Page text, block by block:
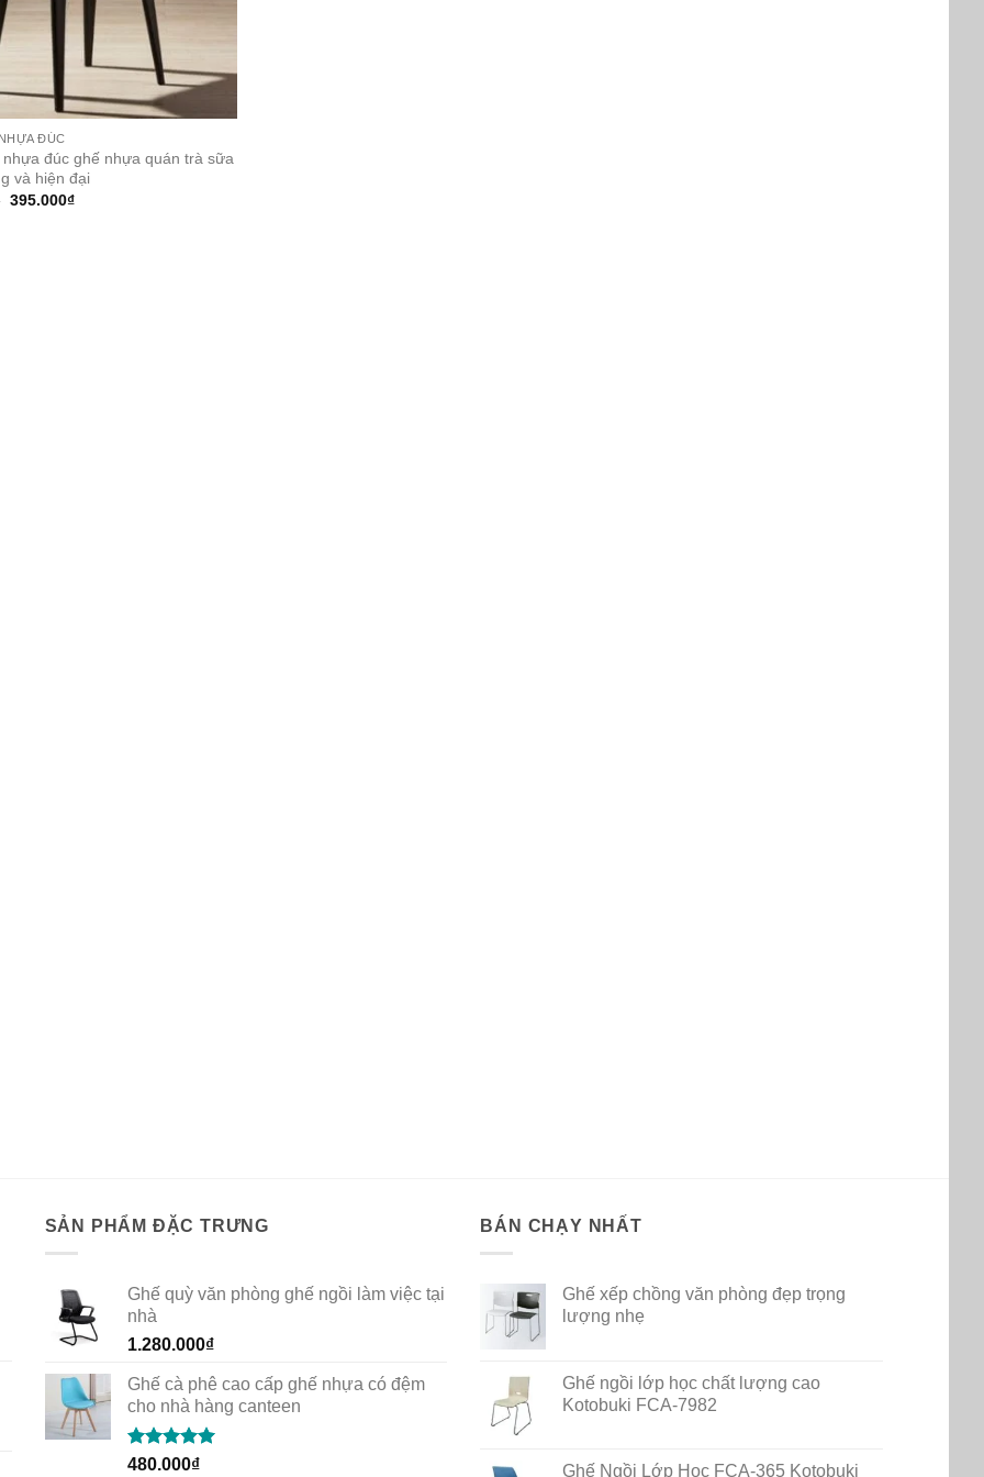
ĐÚC
nhựa đúc ghế nhựa quán trà sữa
và hiện đại
Original
395.000₫Current
SẢN PHẨM ĐẶC TRƯNG
Ghế quỳ văn phòng ghế ngồi làm việc tại
nhà
1.280.000₫
Ghế cà phê cao cấp ghế nhựa có đệm
cho nhà hàng canteen
Rated5.00
480.000₫
BÁN CHẠY NHẤT
Ghế xếp chồng văn phòng đẹp trọng
lượng nhẹ
Ghế ngồi lớp học chất lượng cao
Kotobuki FCA-7982
Ghế Ngồi Lớp Học FCA-365 Kotobuki